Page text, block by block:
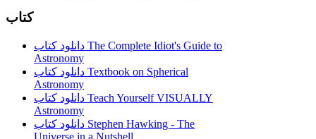
کتاب
دانلود کتاب The Complete Idiot's Guide to
Astronomy
دانلود کتاب Textbook on Spherical
Astronomy
دانلود کتاب Teach Yourself VISUALLY
Astronomy
دانلود کتاب Stephen Hawking - The